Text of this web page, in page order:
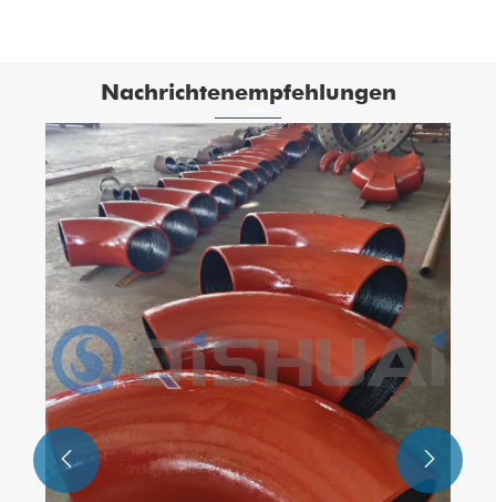
Nachrichtenempfehlungen
Wie können Verbundverschleißrohre die
Lebensdauer von Industrieanlagen
verlängern?
Mehr sehen >>
 